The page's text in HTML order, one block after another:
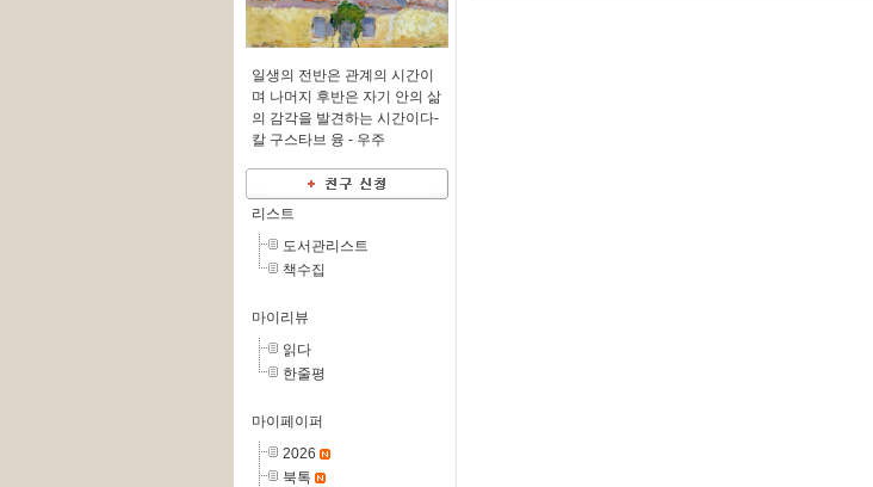
일생의 전반은 관계의 시간이
며 나머지 후반은 자기 안의 삶
의 감각을 발견하는 시간이다-
칼 구스타브 융 - 우주
리스트
도서관리스트
책수집
마이리뷰
읽다
한줄평
마이페이퍼
2026
북톡